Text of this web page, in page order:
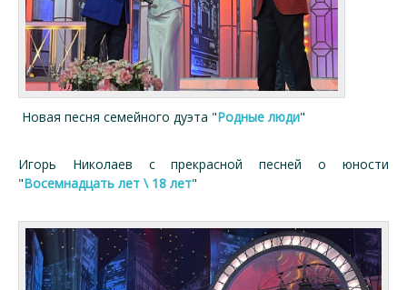
Новая песня семейного дуэта "Родные люди"
Игорь Николаев с прекрасной песней о юности
"Восемнадцать лет \ 18 лет"